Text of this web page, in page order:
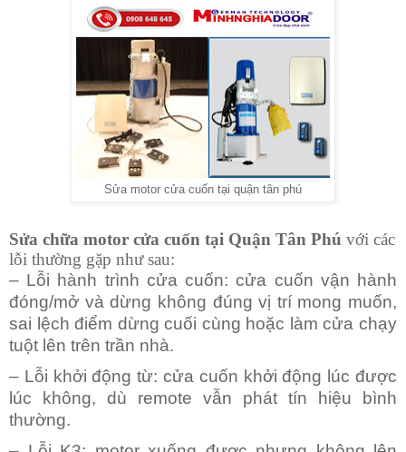
Sửa motor cửa cuốn tại quận tân phú
Sửa chữa motor cửa cuốn tại Quận Tân Phú với các
lỗi thường gặp như sau:
– Lỗi hành trình cửa cuốn: cửa cuốn vận hành
đóng/mở và dừng không đúng vị trí mong muốn,
sai lệch điểm dừng cuối cùng hoặc làm cửa chạy
tuột lên trên trần nhà.
– Lỗi khởi động từ: cửa cuốn khởi động lúc được
lúc không, dù remote vẫn phát tín hiệu bình
thường.